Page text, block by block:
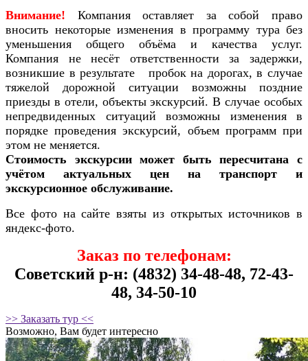
Внимание!
Компания оставляет за собой право
вносить некоторые изменения в программу тура без
уменьшения общего объёма и качества услуг.
Компания не несёт ответственности за задержки,
возникшие в результате пробок на дорогах, в случае
тяжелой дорожной ситуации возможны поздние
приезды в отели, объекты экскурсий. В случае особых
непредвиденных ситуаций возможны изменения в
порядке проведения экскурсий, объем программ при
этом не меняется.
Стоимость экскурсии может быть пересчитана с
учётом актуальных цен на транспорт и
экскурсионное обслуживание.
Все фото на сайте взяты из открытых источников в
яндекс-фото.
Заказ по телефонам:
Советский р-н: (4832) 34-48-48, 72-43-
48, 34-50-10
>> Заказать тур <<
Возможно, Вам будет интересно